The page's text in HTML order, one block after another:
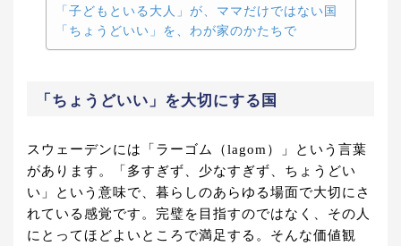
「子どもといる大人」が、ママだけではない国
「ちょうどいい」を、わが家のかたちで
「ちょうどいい」を大切にする国
スウェーデンには「ラーゴム（lagom）」という言葉
があります。「多すぎず、少なすぎず、ちょうどい
い」という意味で、暮らしのあらゆる場面で大切にさ
れている感覚です。完璧を目指すのではなく、その人
にとってほどよいところで満足する。そんな価値観